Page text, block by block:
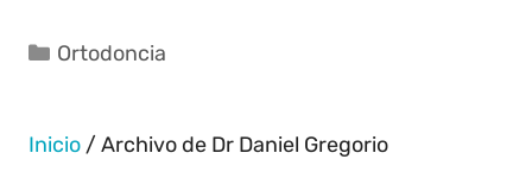
Ortodoncia
Inicio /Archivo de Dr Daniel Gregorio